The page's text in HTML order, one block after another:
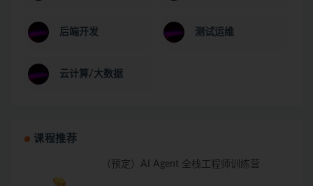
后端开发 测试运维
云计算/大数据
课程推荐
（预定）AI Agent 全栈工程师训练营